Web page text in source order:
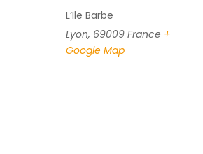
L’Ile Barbe
Lyon, 69009 France +
Google Map